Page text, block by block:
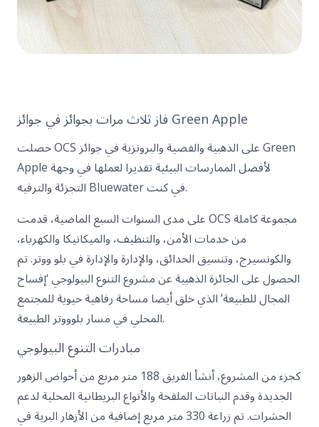
فاز ثلاث مرات بجوائز في جوائز Green Apple
حصلت OCS على الذهبية والفضية والبرونزية في جوائز Green
Apple لأفضل الممارسات البيئية تقديرا لعملها في وجهة
التجزئة والترفيه Bluewater في كنت.
على مدى السنوات السبع الماضية، قدمت OCS مجموعة كاملة
من خدمات الأمن، والتنظيف، والميكانيكا والكهرباء،
والكونسيرج، وتنسيق الحدائق، والإدارة والإدارة في بلو ووتر. تم
الحصول على الجائزة الذهبية عن مشروع التنوع البيولوجي ‘إفساح
المجال للطبيعة’ الذي خلق أيضا مساحة رفاهية حيوية للمجتمع
المحلي في مسار بلوووتر الطبيعة.
مبادرات التنوع البيولوجي
كجزء من المشروع، أنشأ الفريق 188 متر مربع من أحواض الزهور
الجديدة وقدم النباتات الملقحة والأنواع البريطانية المحلية لدعم
الحشرات. تم زراعة 330 متر مربع إضافية من الأزهار البرية في